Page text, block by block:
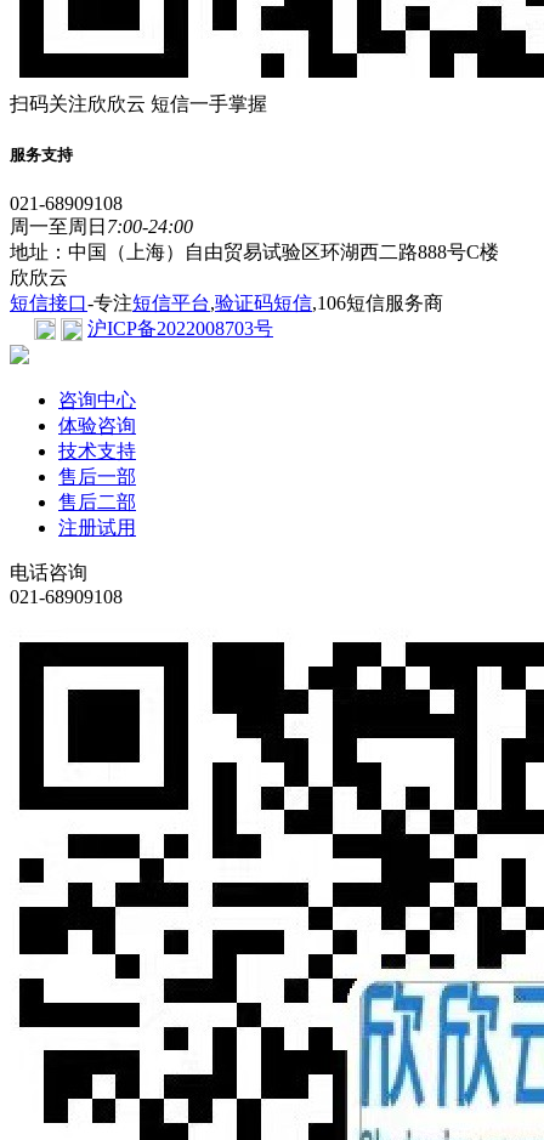
扫码关注欣欣云 短信一手掌握
服务支持
021-68909108
周一至周日 7:00-24:00
地址：中国（上海）自由贸易试验区环湖西二路888号C楼
欣欣云
短信接口-专注短信平台,验证码短信,106短信服务商
沪ICP备2022008703号
咨询中心
体验咨询
技术支持
售后一部
售后二部
注册试用
电话咨询
021-68909108